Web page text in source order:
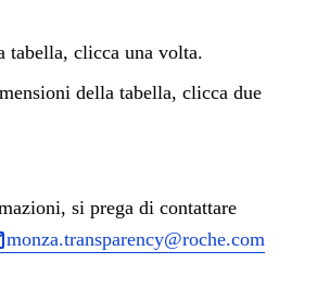
tabella, clicca una volta.
della tabella, clicca due
si prega di contattare
monza.transparency@roche.com